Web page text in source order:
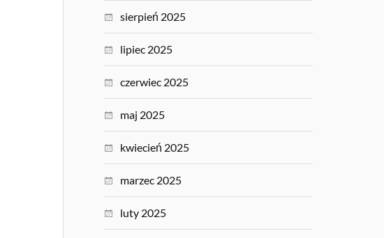
sierpień 2025
lipiec 2025
czerwiec 2025
maj 2025
kwiecień 2025
marzec 2025
luty 2025